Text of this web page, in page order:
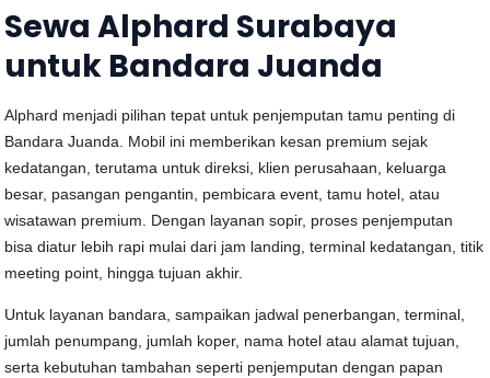
Sewa Alphard Surabaya
untuk Bandara Juanda
Alphard menjadi pilihan tepat untuk penjemputan tamu penting di
Bandara Juanda. Mobil ini memberikan kesan premium sejak
kedatangan, terutama untuk direksi, klien perusahaan, keluarga
besar, pasangan pengantin, pembicara event, tamu hotel, atau
wisatawan premium. Dengan layanan sopir, proses penjemputan
bisa diatur lebih rapi mulai dari jam landing, terminal kedatangan, titik
meeting point, hingga tujuan akhir.
Untuk layanan bandara, sampaikan jadwal penerbangan, terminal,
jumlah penumpang, jumlah koper, nama hotel atau alamat tujuan,
serta kebutuhan tambahan seperti penjemputan dengan papan